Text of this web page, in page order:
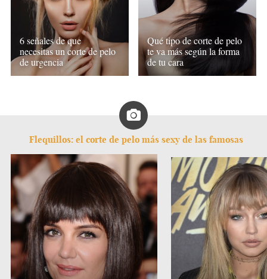
6 señales de que
necesitas un corte de pelo
de urgencia
Qué tipo de corte de pelo
te va más según la forma
de tu cara
Flequillos: el corte de pelo más sexy de las famosas